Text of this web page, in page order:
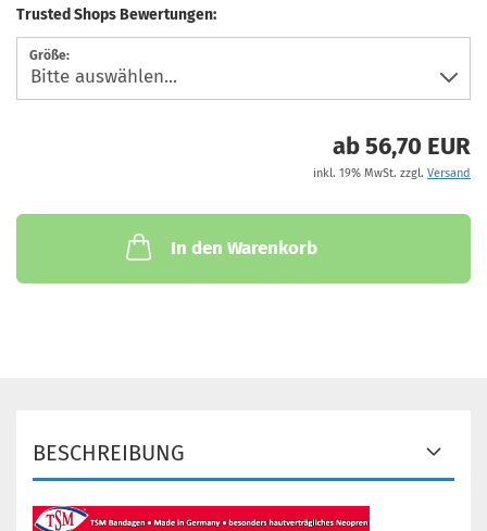
Trusted Shops Bewertungen:
Größe:
ab 56,70 EUR
inkl. 19% MwSt. zzgl. Versand
In den Warenkorb
BESCHREIBUNG